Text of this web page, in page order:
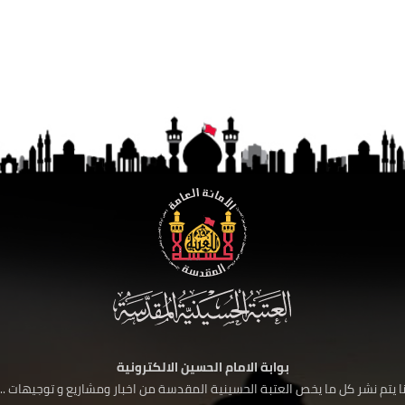
بوابة الامام الحسين الالكترونية
يتم نشر كل ما يخص العتبة الحسينية المقدسة من اخبار ومشاريع و توجيهات